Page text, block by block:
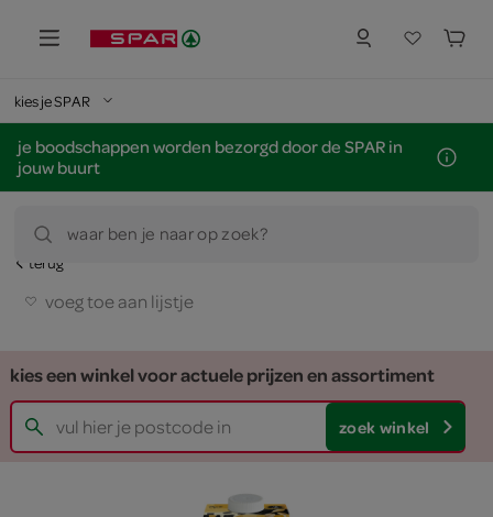
kies je SPAR
je boodschappen worden bezorgd door de SPAR in
jouw buurt
waar ben je naar op zoek?
terug
voeg toe aan lijstje
kies een winkel voor actuele prijzen en assortiment
zoek winkel